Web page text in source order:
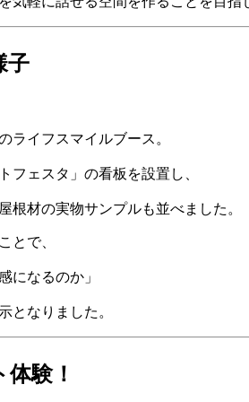
子
ライフスマイルブース。
フェスタ」の看板を設置し、
根材の実物サンプルも並べました。
とで、
になるのか」
となりました。
験！